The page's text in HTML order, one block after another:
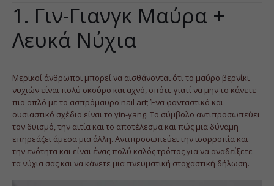
1. Γιν-Γιανγκ Μαύρα +
Λευκά Νύχια
Μερικοί άνθρωποι μπορεί να αισθάνονται ότι το μαύρο βερνίκι
νυχιών είναι πολύ σκούρο και αχνό, οπότε γιατί να μην το κάνετε
πιο απλό με το ασπρόμαυρο nail art; Ένα φανταστικό και
ουσιαστικό σχέδιο είναι το yin-yang. Το σύμβολο αντιπροσωπεύει
τον δυισμό, την αιτία και το αποτέλεσμα και πώς μια δύναμη
επηρεάζει άμεσα μια άλλη. Αντιπροσωπεύει την ισορροπία και
την ενότητα και είναι ένας πολύ καλός τρόπος για να αναδείξετε
τα νύχια σας και να κάνετε μια πνευματική στοχαστική δήλωση.